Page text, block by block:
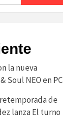
la nueva
Soul NEO en PC
de
lanza El turno